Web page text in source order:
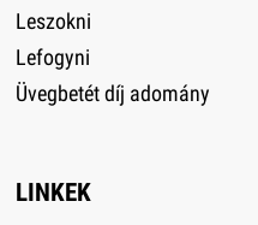
Leszokni
Lefogyni
Üvegbetét díj adomány
LINKEK